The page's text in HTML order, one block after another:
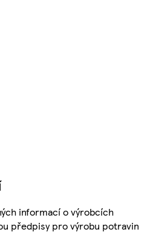
informací o výrobcích
předpisy pro výrobu potravin